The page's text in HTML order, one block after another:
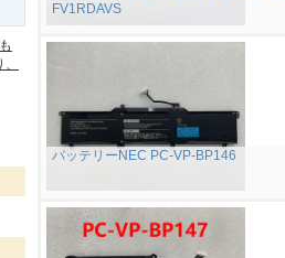
FV1RDAVS
バッテリーNEC PC-VP-BP146